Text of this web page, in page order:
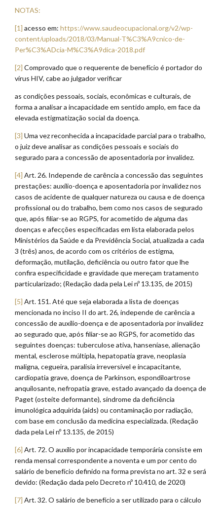
NOTAS:
[1] acesso em: https://www.saudeocupacional.org/v2/wp-
content/uploads/2018/03/Manual-T%C3%A9cnico-de-
Per%C3%ADcia-M%C3%A9dica-2018.pdf
[2] Comprovado que o requerente de benefício é portador do
vírus HIV, cabe ao julgador verificar
as condições pessoais, sociais, econômicas e culturais, de
forma a analisar a incapacidade em sentido amplo, em face da
elevada estigmatização social da doença.
[3] Uma vez reconhecida a incapacidade parcial para o trabalho,
o juiz deve analisar as condições pessoais e sociais do
segurado para a concessão de aposentadoria por invalidez.
[4] Art. 26. Independe de carência a concessão das seguintes
prestações: auxílio-doença e aposentadoria por invalidez nos
casos de acidente de qualquer natureza ou causa e de doença
profissional ou do trabalho, bem como nos casos de segurado
que, após filiar-se ao RGPS, for acometido de alguma das
doenças e afecções especificadas em lista elaborada pelos
Ministérios da Saúde e da Previdência Social, atualizada a cada
3 (três) anos, de acordo com os critérios de estigma,
deformação, mutilação, deficiência ou outro fator que lhe
confira especificidade e gravidade que mereçam tratamento
particularizado; (Redação dada pela Lei nº 13.135, de 2015)
[5] Art. 151. Até que seja elaborada a lista de doenças
mencionada no inciso II do art. 26, independe de carência a
concessão de auxílio-doença e de aposentadoria por invalidez
ao segurado que, após filiar-se ao RGPS, for acometido das
seguintes doenças: tuberculose ativa, hanseníase, alienação
mental, esclerose múltipla, hepatopatia grave, neoplasia
maligna, cegueira, paralisia irreversível e incapacitante,
cardiopatia grave, doença de Parkinson, espondiloartrose
anquilosante, nefropatia grave, estado avançado da doença de
Paget (osteíte deformante), síndrome da deficiência
imunológica adquirida (aids) ou contaminação por radiação,
com base em conclusão da medicina especializada. (Redação
dada pela Lei nº 13.135, de 2015)
[6] Art. 72. O auxílio por incapacidade temporária consiste em
renda mensal correspondente a noventa e um por cento do
salário de benefício definido na forma prevista no art. 32 e será
devido: (Redação dada pelo Decreto nº 10.410, de 2020)
[7] Art. 32. O salário de benefício a ser utilizado para o cálculo